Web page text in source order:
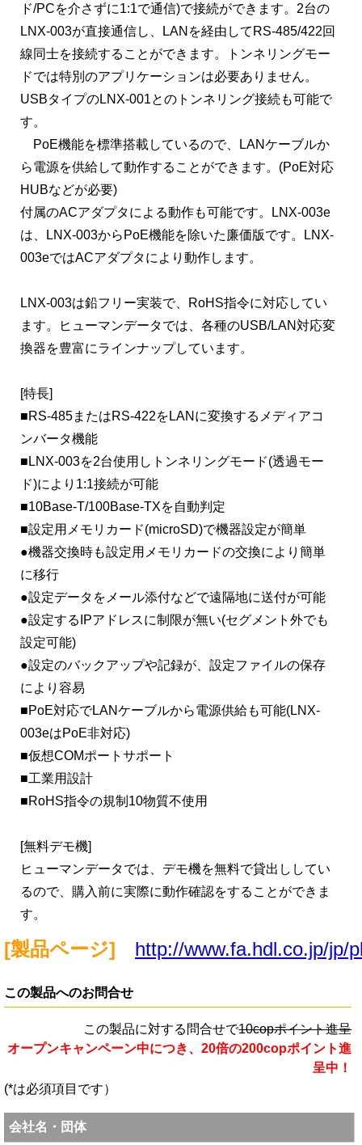
ド/PCを介さずに1:1で通信)で接続ができます。2台の
LNX-003が直接通信し、LANを経由してRS-485/422回
線同士を接続することができます。トンネリングモー
ドでは特別のアプリケーションは必要ありません。
USBタイプのLNX-001とのトンネリング接続も可能で
す。
PoE機能を標準搭載しているので、LANケーブルか
ら電源を供給して動作することができます。(PoE対応
HUBなどが必要)
付属のACアダプタによる動作も可能です。LNX-003e
は、LNX-003からPoE機能を除いた廉価版です。LNX-
003eではACアダプタにより動作します。
LNX-003は鉛フリー実装で、RoHS指令に対応してい
ます。ヒューマンデータでは、各種のUSB/LAN対応変
換器を豊富にラインナップしています。
[特長]
■RS-485またはRS-422をLANに変換するメディアコ
ンバータ機能
■LNX-003を2台使用しトンネリングモード(透過モー
ド)により1:1接続が可能
■10Base-T/100Base-TXを自動判定
■設定用メモリカード(microSD)で機器設定が簡単
●機器交換時も設定用メモリカードの交換により簡単
に移行
●設定データをメール添付などで遠隔地に送付が可能
●設定するIPアドレスに制限が無い(セグメント外でも
設定可能)
●設定のバックアップや記録が、設定ファイルの保存
により容易
■PoE対応でLANケーブルから電源供給も可能(LNX-
003eはPoE非対応)
■仮想COMポートサポート
■工業用設計
■RoHS指令の規制10物質不使用
[無料デモ機]
ヒューマンデータでは、デモ機を無料で貸出ししてい
るので、購入前に実際に動作確認をすることができま
す。
[製品ページ] http://www.fa.hdl.co.jp/jp/
この製品へのお問合せ
この製品に対する問合せで10copポイント進呈
オープンキャンペーン中につき、20倍の200copポイント進
呈中！
(*は必須項目です）
会社名・団体